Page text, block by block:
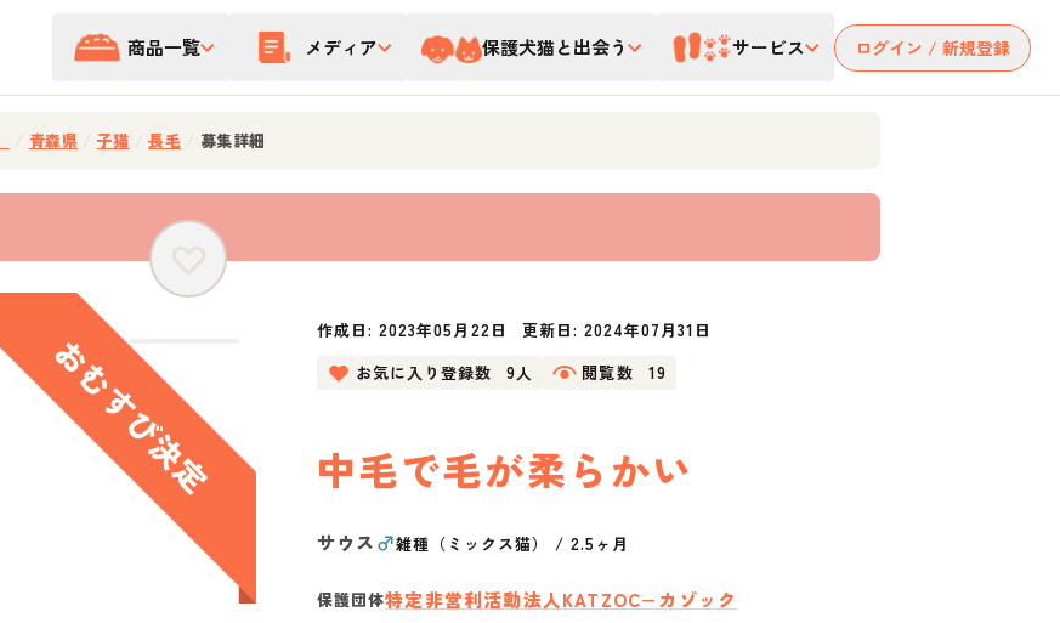
商品一覧 メディア 保護犬猫と出会う サービス ログイン / 新規登録
青森県 子猫 長毛 募集詳細
作成日:2023年05月22日 更新日: 2024年07月31日
お気に入り登録数
9人 閲覧数 19
中毛で毛が柔らかい
サウス♂雑種（ミックス猫） /2.5ヶ月
保護団体特定非営利活動法人KATZOC−カゾック